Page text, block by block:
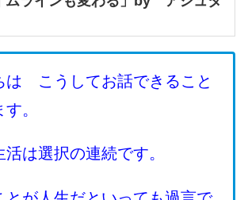
は こうしてお話できること
。
は選択の連続です。